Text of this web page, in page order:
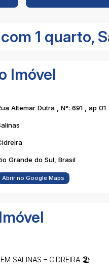
1 quarto,
Imóvel
Altemar Dutra N°: 691 ap 01
Grande do Sul, Brasil
Abrir no Google Maps
SALINAS – CIDREIRA 🏖️